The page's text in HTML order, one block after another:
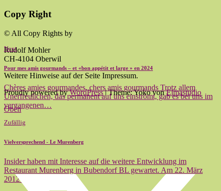
Copy Right
© All Copy Rights by
Rudolf Mohler
CH-4104 Oberwil
Weitere Hinweise auf der Seite Impressum.
Proudly powered byWordPress|Theme: Yoko vonElmastudio
Oben
Next
Pour mes amis gourmands – et «bon appétit et large » en 2024
Chères amies gourmandes, chers amis gourmands Trotz allem
Unerfreulichen, das permanent auf uns einströmt, gab es bei uns im
vergangenen…
Zufällig
Vielversprechend - Le Murenberg
Insider haben mit Interesse auf die weitere Entwicklung im
Restaurant Murenberg in Bubendorf BL gewartet. Am 22. März
2012 durfte…